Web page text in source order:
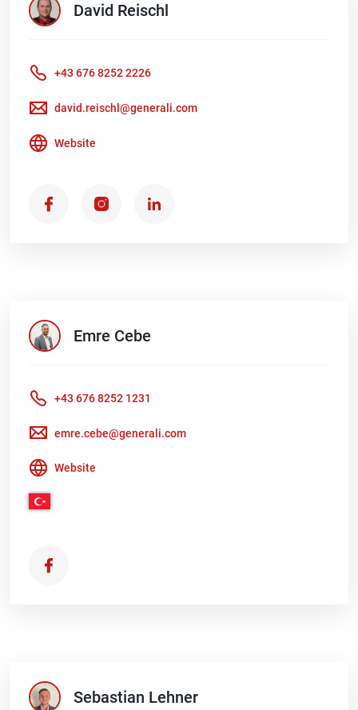
David Reischl
+43 676 8252 2226
david.reischl@generali.com
Website
Emre Cebe
+43 676 8252 1231
emre.cebe@generali.com
Website
Sebastian Lehner